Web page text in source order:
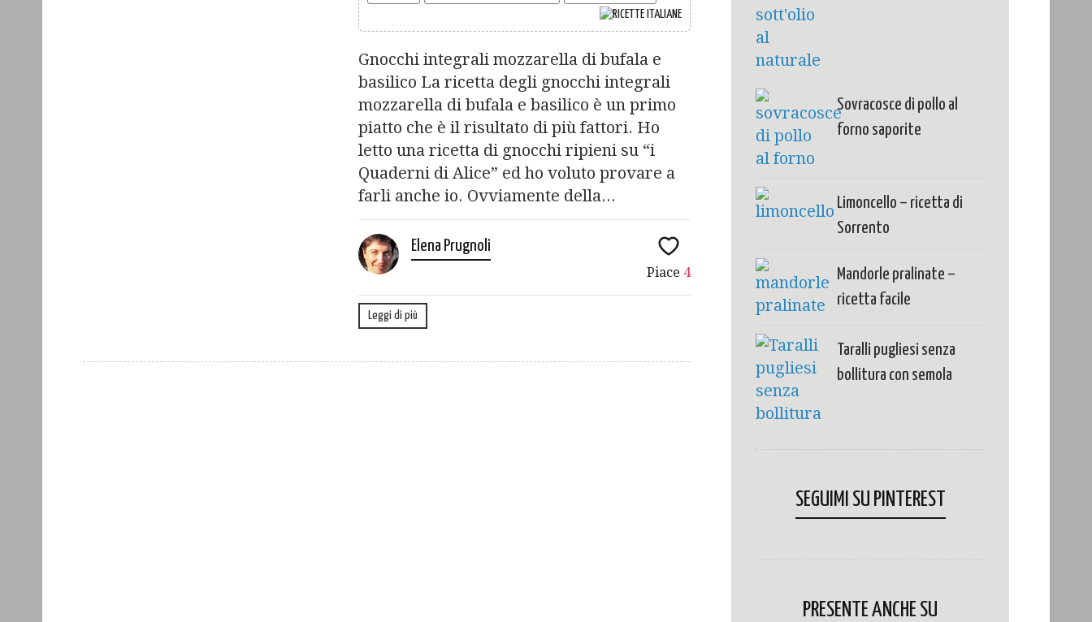
Gnocchi integrali mozzarella di bufala e
basilico La ricetta degli gnocchi integrali
mozzarella di bufala e basilico è un primo
piatto che è il risultato di più fattori. Ho
letto una ricetta di gnocchi ripieni su “i
Quaderni di Alice” ed ho voluto provare a
farli anche io. Ovviamente della...
Elena Prugnoli
Piace 4
Leggi di più
Sovracosce di pollo al
forno saporite
Limoncello – ricetta di
Sorrento
Mandorle pralinate –
ricetta facile
Taralli pugliesi senza
bollitura con semola
SEGUIMI SU PINTEREST
PRESENTE ANCHE SU